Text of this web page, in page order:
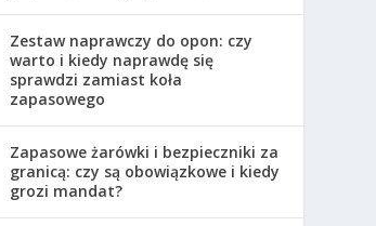
Zestaw naprawczy do opon: czy
warto i kiedy naprawdę się
sprawdzi zamiast koła
zapasowego
Zapasowe żarówki i bezpieczniki za
granicą: czy są obowiązkowe i kiedy
grozi mandat?